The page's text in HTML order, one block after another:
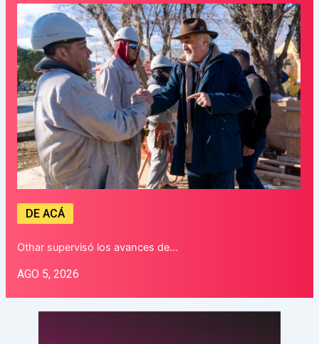
DE ACÁ
Othar supervisó los avances de…
AGO 5, 2026